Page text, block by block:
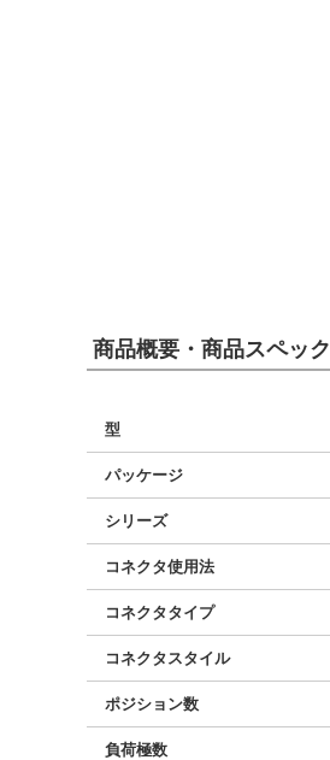
商品概要・商品スペック
型
パッケージ
シリーズ
コネクタ使用法
コネクタタイプ
コネクタスタイル
ポジション数
負荷極数